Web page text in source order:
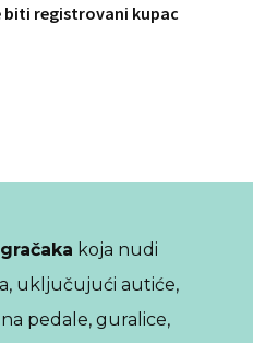
biti registrovani kupac
koja nudi
uključujući autiće,
pedale, guralice,